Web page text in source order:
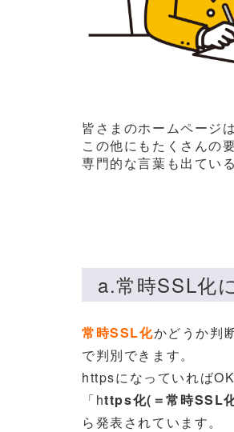
皆さまのホームページ
この他にもたくさんの
専門的な言葉も出てい
a.常時SSL化
常時SSL化かどうか判
で判別できます。
httpsになっていれば
「https化(＝常時SSL
ら発表されています。